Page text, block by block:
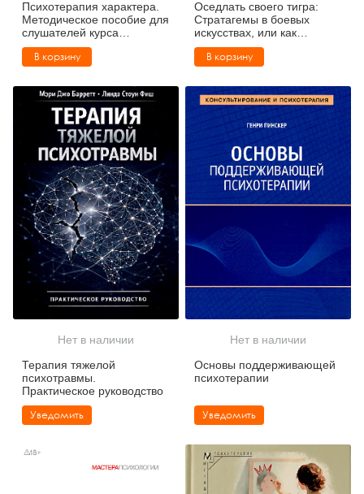
Психотерапия характера.
Методическое пособие для
слушателей курса
"Психотерапия"
В корзину
Оседлать своего тигра:
Cтратагемы в боевых
искусствах, или как
справляться со сложными
проблемами с помощью
В корзину
Нет в наличии
Терапия тяжелой
психотравмы.
Практическое руководство
Уведомить
Нет в наличии
Основы поддерживающей
психотерапии
Уведомить